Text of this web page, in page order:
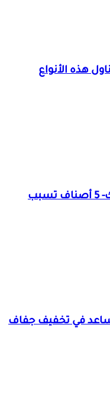
هذه الأنواع
المكملات الغذائية والإمساك- 5 أصناف تسبب
في تخفيف جفاف